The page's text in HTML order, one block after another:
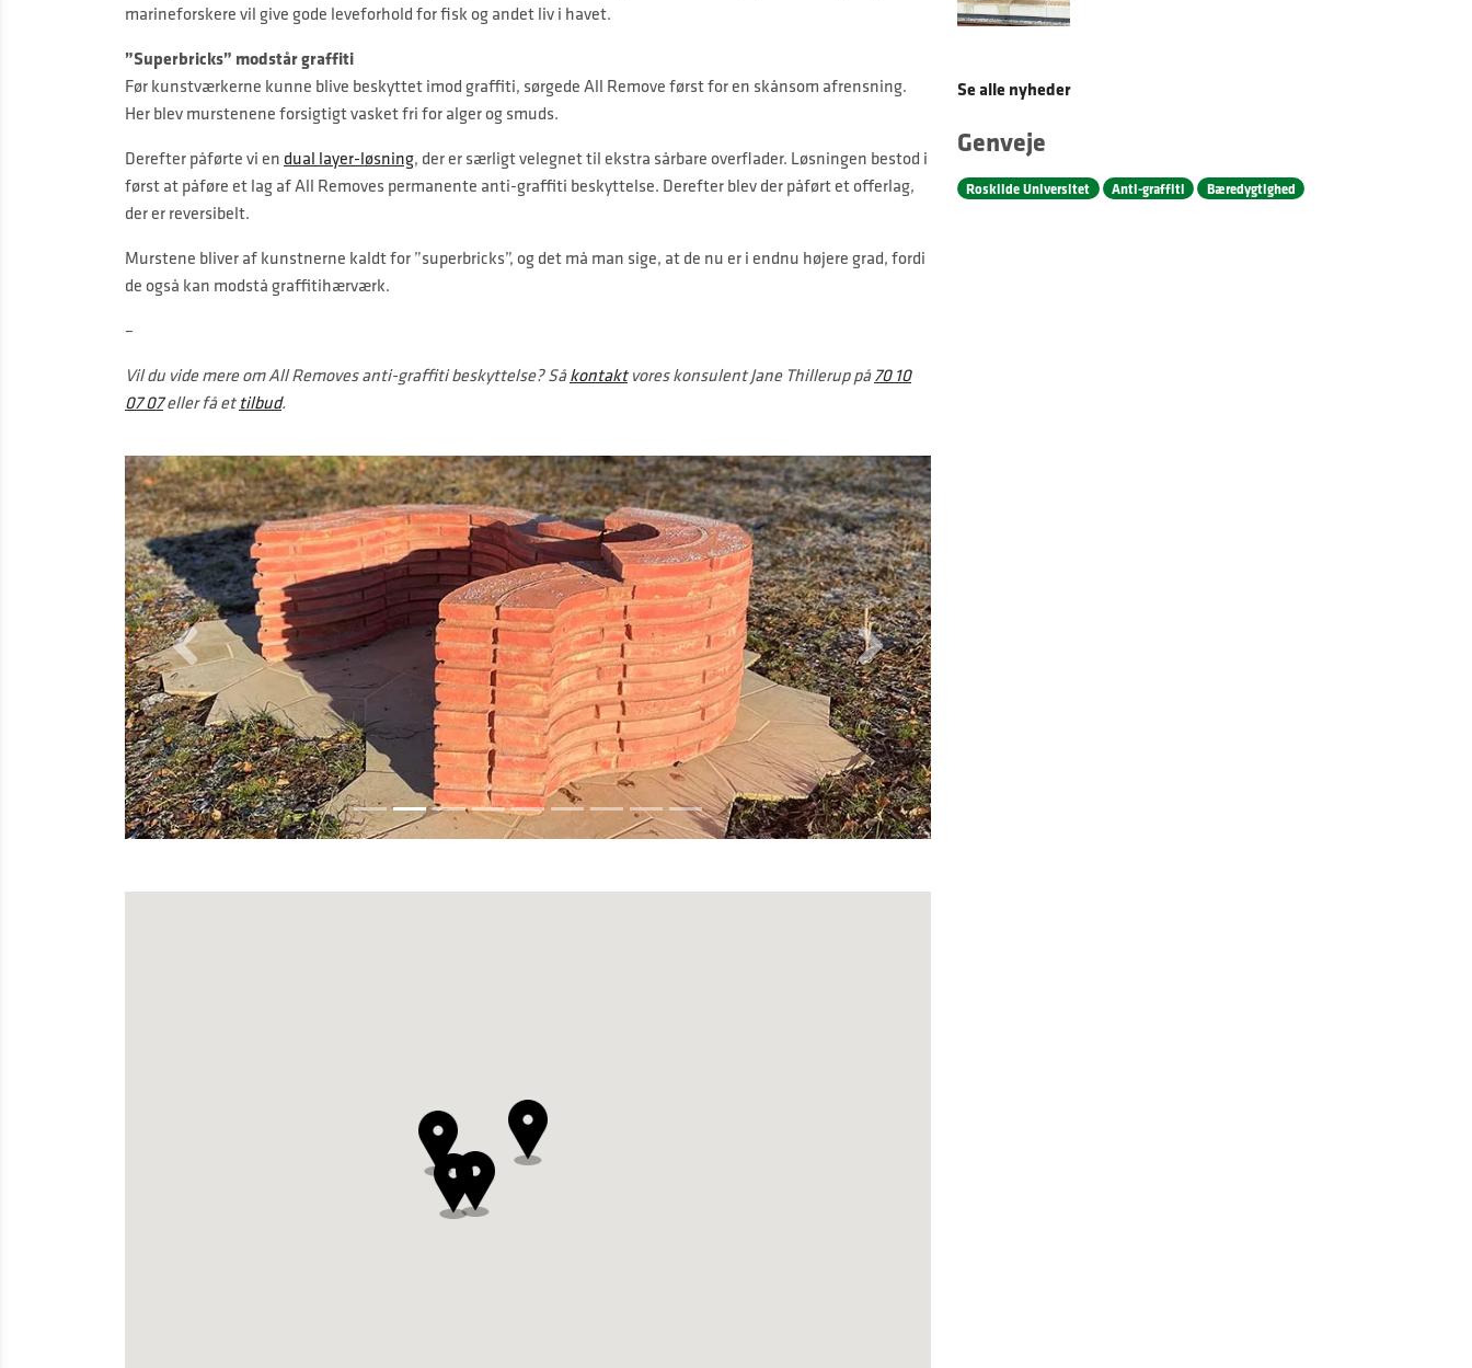
marineforskere vil give gode leveforhold for fisk og andet liv i havet.
”Superbricks” modstår graffiti
Før kunstværkerne kunne blive beskyttet imod graffiti, sørgede All Remove først for en skånsom afrensning.
Her blev murstenene forsigtigt vasket fri for alger og smuds.
Derefter påførte vi en dual layer-løsning, der er særligt velegnet til ekstra sårbare overflader. Løsningen bestod i
først at påføre et lag af All Removes permanente anti-graffiti beskyttelse. Derefter blev der påført et offerlag,
der er reversibelt.
Murstene bliver af kunstnerne kaldt for ”superbricks”, og det må man sige, at de nu er i endnu højere grad, fordi
de også kan modstå graffitihærværk.
–
Vil du vide mere om All Removes anti-graffiti beskyttelse? Såkontakt vores konsulent Jane Thillerup på70 10
07 07eller få ettilbud.
Forrige Næste
Se alle nyheder
Genveje
Roskilde Universitet Anti-graffiti Bæredygtighed